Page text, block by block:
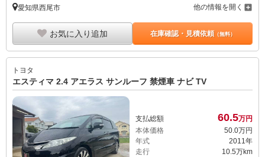
愛知県西尾市 他の情報を開く
お気に入り追加 在庫確認・見積依頼（無料）
トヨタ
エスティマ 2.4 アエラス サンルーフ 禁煙車 ナビ TV
支払総額 60.5万円
本体価格
50.0万円
年式
2011年
走行
10.5万km